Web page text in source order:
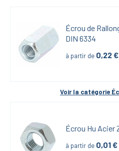
Écrou de
DIN 6334
à partir de 0,22 €
Voir la catégorie
Écrou Hu Acier
à partir de 0,01 €